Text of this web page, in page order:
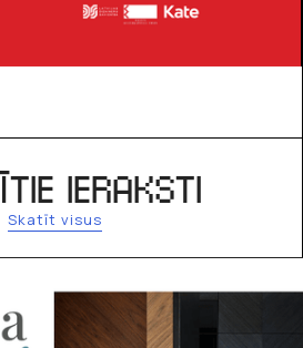
IERAKSTI
Skatīt visus